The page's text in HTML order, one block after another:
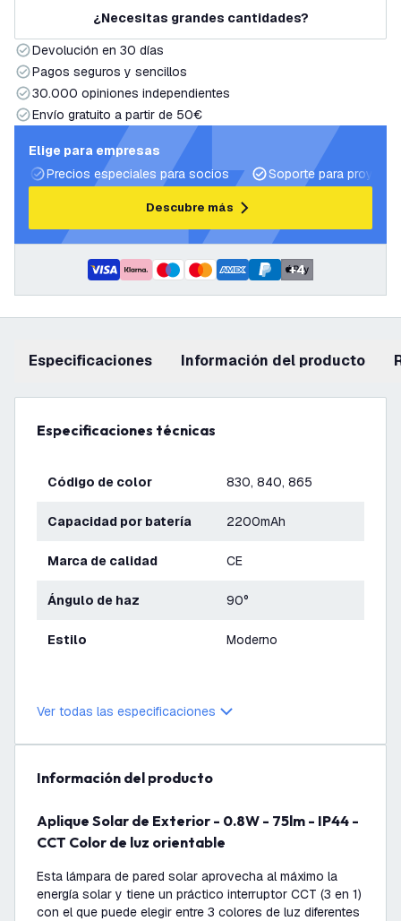
¿Necesitas grandes cantidades?
Devolución en 30 días
Pagos seguros y sencillos
30.000 opiniones independientes
Envío gratuito a partir de 50€
Elige para empresas
Precios especiales para socios
Soporte para
Descubre más
+4
Especificaciones información del producto
Especificaciones técnicas
Código de color 830, 840, 865
Capacidad por batería 2200mAh
Marca de calidad CE
Ángulo de haz 90°
Estilo Moderno
Ver todas las especificaciones
información del producto
Aplique Solar de Exterior - 0.8W - 75lm - IP44 -
CCT Color de luz orientable
Esta lámpara de pared solar aprovecha al máximo la
energía solar y tiene un práctico interruptor CCT (3 en 1)
con el que puede elegir entre 3 colores de luz diferentes